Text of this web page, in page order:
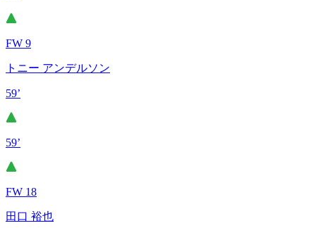
FW 9
トニー アンデルソン
59’
59’
FW 18
田口 裕也